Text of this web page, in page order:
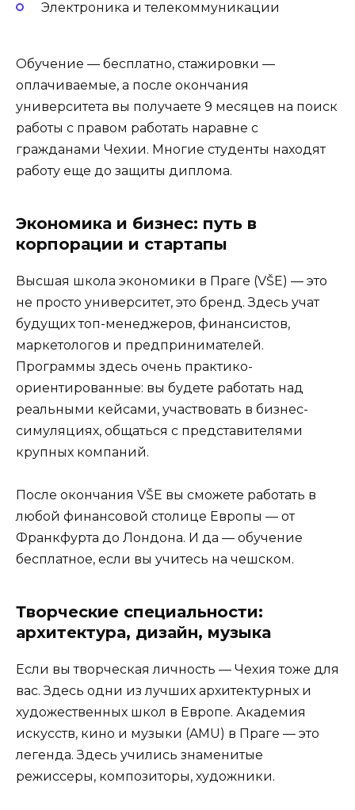
Электроника и телекоммуникации
Обучение — бесплатно, стажировки —
оплачиваемые, а после окончания
университета вы получаете 9 месяцев на поиск
работы с правом работать наравне с
гражданами Чехии. Многие студенты находят
работу еще до защиты диплома.
Экономика и бизнес: путь в
корпорации и стартапы
Высшая школа экономики в Праге (VŠE) — это
не просто университет, это бренд. Здесь учат
будущих топ-менеджеров, финансистов,
маркетологов и предпринимателей.
Программы здесь очень практико-
ориентированные: вы будете работать над
реальными кейсами, участвовать в бизнес-
симуляциях, общаться с представителями
крупных компаний.
После окончания VŠE вы сможете работать в
любой финансовой столице Европы — от
Франкфурта до Лондона. И да — обучение
бесплатное, если вы учитесь на чешском.
Творческие специальности:
архитектура, дизайн, музыка
Если вы творческая личность — Чехия тоже для
вас. Здесь одни из лучших архитектурных и
художественных школ в Европе. Академия
искусств, кино и музыки (AMU) в Праге — это
легенда. Здесь учились знаменитые
режиссеры, композиторы, художники.